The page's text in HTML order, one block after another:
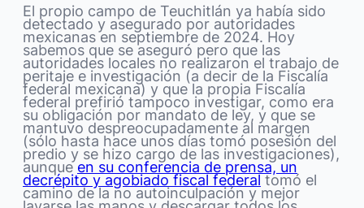
El propio campo de Teuchitlán ya había sido
detectado y asegurado por autoridades
mexicanas en septiembre de 2024. Hoy
sabemos que se aseguró pero que las
autoridades locales no realizaron el trabajo de
peritaje e investigación (a decir de la Fiscalía
federal mexicana) y que la propia Fiscalía
federal prefirió tampoco investigar, como era
su obligación por mandato de ley, y que se
mantuvo despreocupadamente al margen
(sólo hasta hace unos días tomó posesión del
predio y se hizo cargo de las investigaciones),
aunqueen su conferencia de prensa, un
decrépito y agobiado fiscal federaltomó el
camino de la no autoinculpación y mejor